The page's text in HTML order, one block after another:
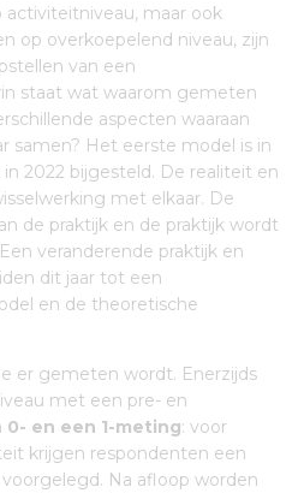
maar ook
op overkoepelend niveau, zijn
van een
staat wat waarom gemeten
aspecten waaraan
samen? Het eerste model is in
2022 bijgesteld. De realiteit en
met elkaar. De
de praktijk en de praktijk wordt
veranderende praktijk en
dit jaar tot een
en de theoretische
er gemeten wordt. Enerzijds
met een pre- en
0- en een 1-meting: voor
krijgen respondenten een
Na afloop worden